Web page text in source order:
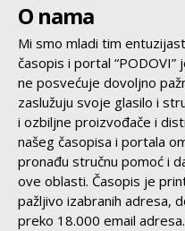
O nama
Mi smo mladi tim
časopis i portal
ne posvećuje dovoljno
zaslužuju svoje glasilo i
i ozbiljne proizvođače i
našeg časopisa i portala
pronađu stručnu pomoć i
ove oblasti. Časopis je
pažljivo izabranih adresa,
preko 18.000 email adresa.